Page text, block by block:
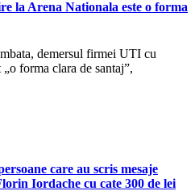
la Arena Nationala este o forma
demersul firmei UTI cu
forma clara de santaj”,
care au scris mesaje
Iordache cu cate 300 de lei